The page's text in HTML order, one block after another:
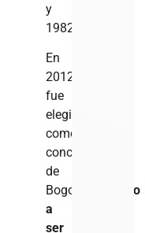
y
1982.
En
2012
fue
elegido
como
concejal
de
Bogotá,
llegando
a
ser